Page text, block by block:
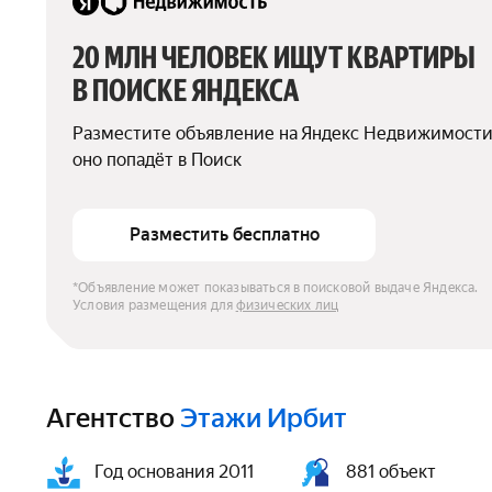
20 МЛН ЧЕЛОВЕК ИЩУТ КВАРТИРЫ
В ПОИСКЕ ЯНДЕКСА
Разместите объявление на Яндекс
оно попадёт в Поиск
Разместить бесплатно
*Объявление может показываться в поисковой выдаче Яндекса.
Условия размещения для физических лиц
Агентство Этажи Ирбит
Год основания 2011 881 объект